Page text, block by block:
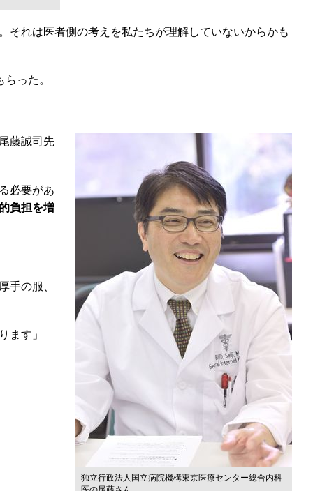
れは医者側の考えを私たちが理解していないからかも
った。
独立行政法人国立病院機構東京医療センター総合内科
藤誠司先
必要があ
負担を増
手の服、
ます」